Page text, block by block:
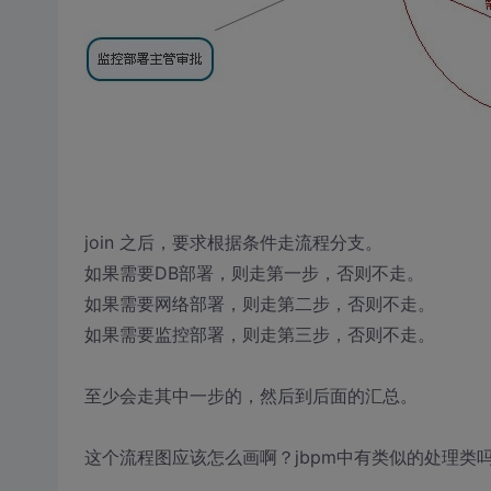
join 之后，要求根据条件走流程分支。
如果需要DB部署，则走第一步，否则不走。
如果需要网络部署，则走第二步，否则不走。
如果需要监控部署，则走第三步，否则不走。
至少会走其中一步的，然后到后面的汇总。
这个流程图应该怎么画啊？jbpm中有类似的处理类